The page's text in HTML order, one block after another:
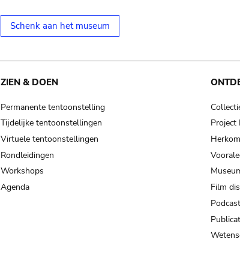
Schenk aan het museum
ZIEN & DOEN
Permanente tentoonstelling
Tijdelijke tentoonstellingen
Virtuele tentoonstellingen
Rondleidingen
Workshops
Agenda
Project
Film